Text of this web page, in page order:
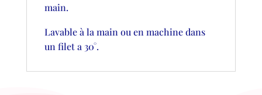
main.
Lavable à la main ou en machine dans
un filet a 30°.